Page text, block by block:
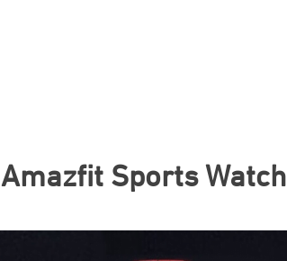
Amazfit Sports